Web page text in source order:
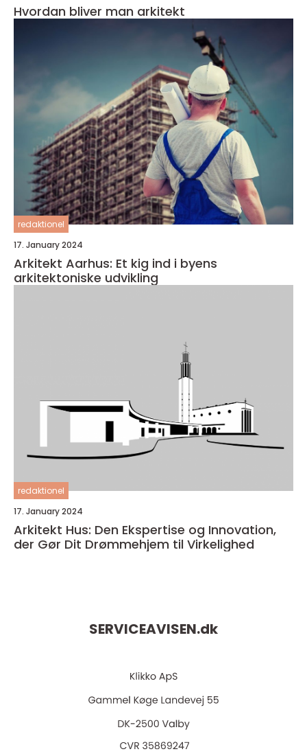
Hvordan bliver man arkitekt
redaktionel
17. January 2024
Arkitekt Aarhus: Et kig ind i byens
arkitektoniske udvikling
redaktionel
17. January 2024
Arkitekt Hus: Den Ekspertise og Innovation,
der Gør Dit Drømmehjem til Virkelighed
SERVICEAVISEN.dk